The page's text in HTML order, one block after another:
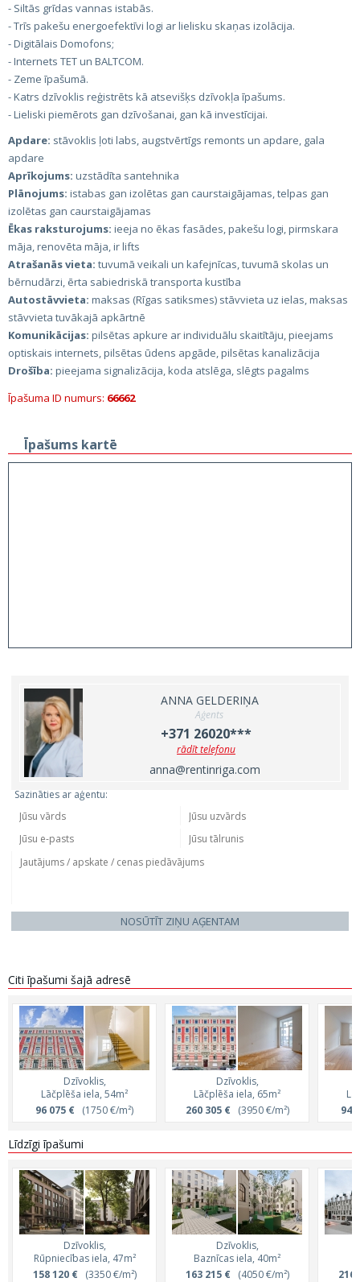
- Siltās grīdas vannas istabās.
- Trīs pakešu energoefektīvi logi ar lielisku skaņas izolācija.
- Digitālais Domofons;
- Internets TET un BALTCOM.
- Zeme īpašumā.
- Katrs dzīvoklis reģistrēts kā atsevišķs dzīvokļa īpašums.
- Lieliski piemērots gan dzīvošanai, gan kā investīcijai.
Apdare: stāvoklis ļoti labs, augstvērtīgs remonts un apdare, gala
apdare
Aprīkojums: uzstādīta santehnika
Plānojums: istabas gan izolētas gan caurstaigājamas, telpas gan
izolētas gan caurstaigājamas
Ēkas raksturojums: ieeja no ēkas fasādes, pakešu logi, pirmskara
māja, renovēta māja, ir lifts
Atrašanās vieta: tuvumā veikali un kafejnīcas, tuvumā skolas un
bērnudārzi, ērta sabiedriskā transporta kustība
Autostāvvieta: maksas (Rīgas satiksmes) stāvvieta uz ielas, maksas
stāvvieta tuvākajā apkārtnē
Komunikācijas: pilsētas apkure ar individuālu skaitītāju, pieejams
optiskais internets, pilsētas ūdens apgāde, pilsētas kanalizācija
Drošība: pieejama signalizācija, koda atslēga, slēgts pagalms
Īpašuma ID numurs: 66662
Īpašums kartē
ANNA GELDERIŅA
Aģents
+371 26020***
rādīt telefonu
anna@rentinriga.com
Sazināties ar aģentu:
NOSŪTĪT ZIŅU AĢENTAM
Citi īpašumi šajā adresē
Dzīvoklis,
Lāčplēša iela, 54m²
96 075 € (1750 €/m²)
Dzīvoklis,
Lāčplēša iela, 65m²
260 305 €(3950 €/m²)
94
Līdzīgi īpašumi
Dzīvoklis,
Rūpniecības iela, 47m²
158 120 €(3350 €/m²)
Dzīvoklis,
Baznīcas iela, 40m²
163 215 €(4050 €/m²)
216